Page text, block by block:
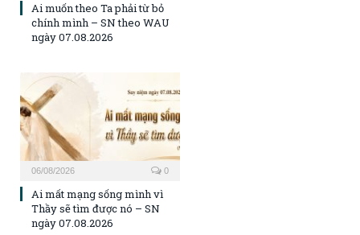
Ai muốn theo Ta phải từ bỏ
chính mình – SN theo WAU
ngày 07.08.2026
06/08/2026 0
Ai mất mạng sống mình vì
Thầy sẽ tìm được nó – SN
ngày 07.08.2026